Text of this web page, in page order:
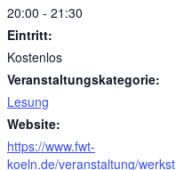
20:00 - 21:30
Eintritt:
Kostenlos
Veranstaltungskategorie:
Lesung
Website:
https://www.fwt-
koeln.de/veranstaltung/werkst